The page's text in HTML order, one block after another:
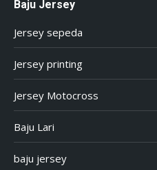
Baju Jersey
Jersey sepeda
Jersey printing
Jersey Motocross
Baju Lari
baju jersey